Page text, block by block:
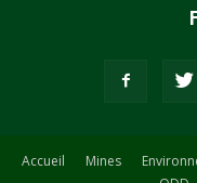
Accueil Mines